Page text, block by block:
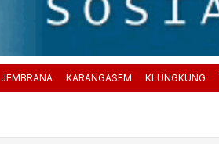
JEMBRANA KARANGASEM KLUNGKUNG